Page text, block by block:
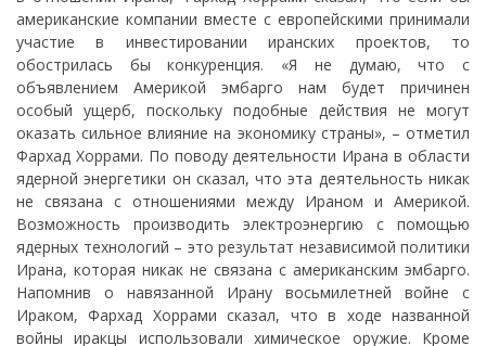
американские компании вместе с европейскими принимали
участие в инвестировании иранских проектов, то
обострилась бы конкуренция. «Я не думаю, что с
объявлением Америкой эмбарго нам будет причинен
особый ущерб, поскольку подобные действия не могут
оказать сильное влияние на экономику страны», – отметил
Фархад Хоррами. По поводу деятельности Ирана в области
ядерной энергетики он сказал, что эта деятельность никак
не связана с отношениями между Ираном и Америкой.
Возможность производить электроэнергию с помощью
ядерных технологий – это результат независимой политики
Ирана, которая никак не связана с американским эмбарго.
Напомнив о навязанной Ирану восьмилетней войне с
Ираком, Фархад Хоррами сказал, что в ходе названной
войны иракцы использовали химическое оружие. Кроме